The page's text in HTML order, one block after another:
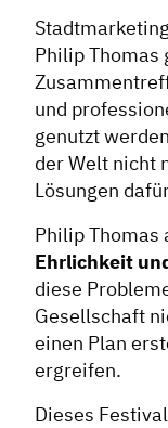
Philip Thomas
und
genutzt
der Welt nicht
Lösungen
Philip
Ehrlichkeit
diese
Gesellschaft
einen Plan
ergreifen.
Dieses